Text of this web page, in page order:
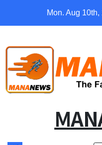
Mon. Aug 10th,